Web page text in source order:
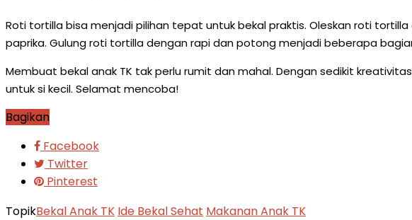
Roti tortilla bisa menjadi pilihan tepat untuk bekal praktis. Oleskan roti
paprika. Gulung roti tortilla dengan rapi dan potong menjadi beberapa
Membuat bekal anak TK tak perlu rumit dan mahal. Dengan sedikit
untuk si kecil. Selamat mencoba!
Bagikan
Facebook
Twitter
Pinterest
TopikBekal Anak TK Ide Bekal Sehat Makanan Anak TK